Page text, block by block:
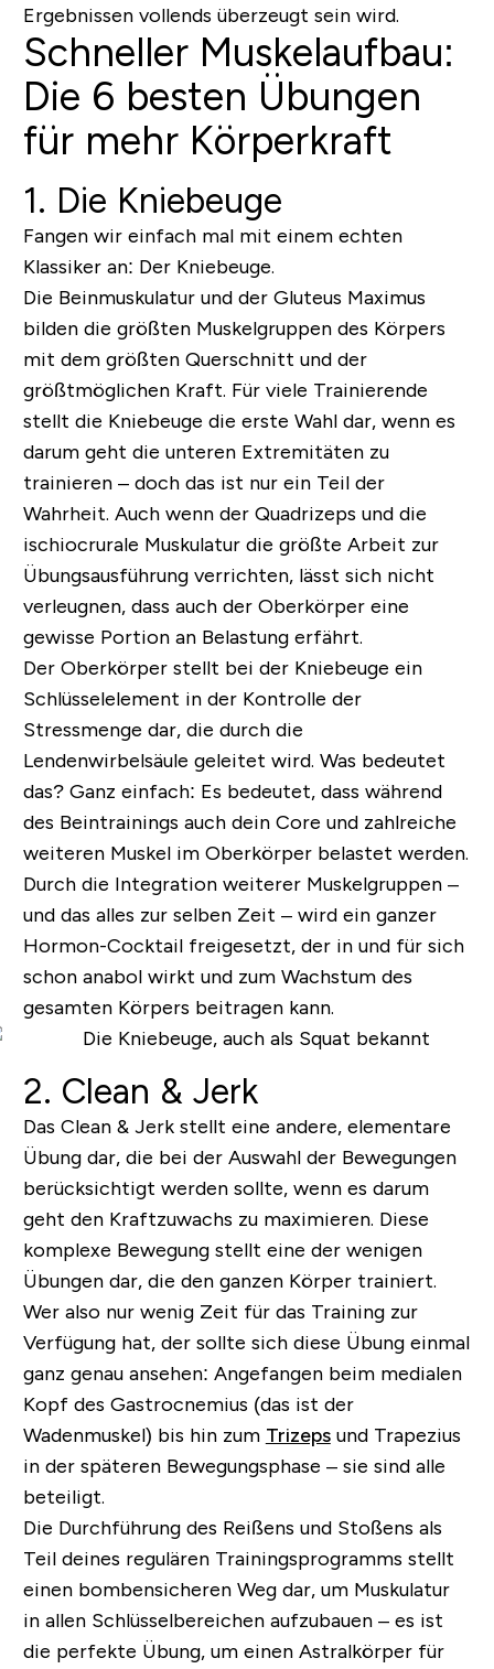
Ergebnissen vollends überzeugt sein wird.
Schneller Muskelaufbau:
Die 6 besten Übungen
für mehr Körperkraft
1. Die Kniebeuge
Fangen wir einfach mal mit einem echten
Klassiker an: Der Kniebeuge.
Die Beinmuskulatur und der Gluteus Maximus
bilden die größten Muskelgruppen des Körpers
mit dem größten Querschnitt und der
größtmöglichen Kraft. Für viele Trainierende
stellt die Kniebeuge die erste Wahl dar, wenn es
darum geht die unteren Extremitäten zu
trainieren – doch das ist nur ein Teil der
Wahrheit. Auch wenn der Quadrizeps und die
ischiocrurale Muskulatur die größte Arbeit zur
Übungsausführung verrichten, lässt sich nicht
verleugnen, dass auch der Oberkörper eine
gewisse Portion an Belastung erfährt.
Der Oberkörper stellt bei der Kniebeuge ein
Schlüsselelement in der Kontrolle der
Stressmenge dar, die durch die
Lendenwirbelsäule geleitet wird. Was bedeutet
das? Ganz einfach: Es bedeutet, dass während
des Beintrainings auch dein Core und zahlreiche
weiteren Muskel im Oberkörper belastet werden.
Durch die Integration weiterer Muskelgruppen –
und das alles zur selben Zeit – wird ein ganzer
Hormon-Cocktail freigesetzt, der in und für sich
schon anabol wirkt und zum Wachstum des
gesamten Körpers beitragen kann.
2. Clean & Jerk
Das Clean & Jerk stellt eine andere, elementare
Übung dar, die bei der Auswahl der Bewegungen
berücksichtigt werden sollte, wenn es darum
geht den Kraftzuwachs zu maximieren. Diese
komplexe Bewegung stellt eine der wenigen
Übungen dar, die den ganzen Körper trainiert.
Wer also nur wenig Zeit für das Training zur
Verfügung hat, der sollte sich diese Übung einmal
ganz genau ansehen: Angefangen beim medialen
Kopf des Gastrocnemius (das ist der
Wadenmuskel) bis hin zum Trizepsund Trapezius
in der späteren Bewegungsphase – sie sind alle
beteiligt.
Die Durchführung des Reißens und Stoßens als
Teil deines regulären Trainingsprogramms stellt
einen bombensicheren Weg dar, um Muskulatur
in allen Schlüsselbereichen aufzubauen – es ist
die perfekte Übung, um einen Astralkörper für